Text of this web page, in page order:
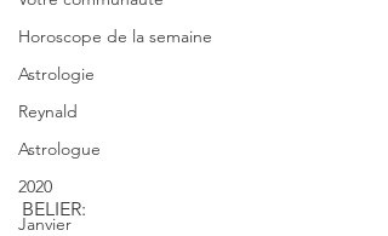
Horoscope de la semaine
Astrologie
Reynald
Astrologue
2020
Janvier
BELIER: